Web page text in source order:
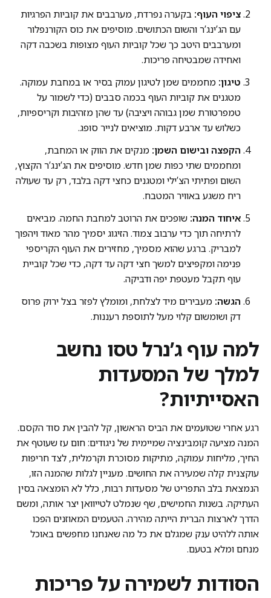
ציפוי העוף: בקערה נפרדת, מערבבים את קוביות הפרגיות
עם הג’ינג’ר והשום הכתושים. מוסיפים את כוס הקורנפלור
ומערבבים היטב כך שכל קוביות העוף מצופות בשכבה דקה
ואחידה שמבטיחה פריכות.
טיגון: מחממים שמן לטיגון עמוק בסיר או במחבת עמוקה.
מטגנים את קוביות העוף בכמה סבבים (כדי לשמור על
טמפרטורת שמן גבוהה ויציבה) עד שהן מזהיבות וקריספיות,
כשלוש עד ארבע דקות. מוציאים לנייר סופג.
הקפצה ובישום השמן: מנקים את הווק או המחבת,
ומחממים שתי כפות שמן חדש. מוסיפים את הג’ינג’ר הקצוץ,
השום ופתיתי הצ’ילי ומטגנים כחצי דקה בלבד, רק עד שעולה
ריח משגע באוויר המטבח.
איחוד המנה: שופכים את הרוטב למחבת החמה. מביאים
לרתיחה תוך כדי ערבוב צמוד. הזיגוג יסמיך מהר מאוד ויהפוך
למבריק. ברגע שהוא מסמיך, מחזירים את העוף הקריספי
פנימה ומקפיצים למשך חצי דקה עד דקה, כדי שכל קוביית
עוף תקבל מעטפת יפה ודביקה.
הגשה: מעבירים מיד לצלחת, ומומלץ לפזר בצל ירוק פרוס
דק ושומשום קלוי מעל לתוספת רעננות.
למה עוף ג’נרל טסו נחשב
למלך של המסעדות
האסייתיות?
רגע אחרי שטועמים את הביס הראשון, קל להבין את סוד הקסם.
המנה מציעה קומבינציה שמיימית של ניגודים: חום עז שעוטף את
החיך, מליחות עמוקה, מתיקות מסוכרת וקרמלית, לצד חריפות
עוקצנית קלה שמעירה את החושים. מעניין לגלות שהמנה הזו,
הנמצאת בלב התפריט של מסעדות רבות, כלל לא הומצאה בסין
העתיקה. בשנות החמישים, שף שנמלט לטייוואן יצר אותה, ומשם
הדרך לארצות הברית הייתה מהירה. הטעמים המאוזנים הפכו
אותה ללהיט ענק שמגלם את כל מה שאנחנו מחפשים באוכל
מנחם ומלא בטעם.
הסודות לשמירה על פריכות